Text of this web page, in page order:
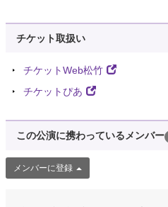
チケット取扱い
チケットWeb松竹
チケットぴあ
この公演に携わっているメンバー
メンバーに登録